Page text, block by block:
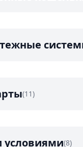
(11)
(8)